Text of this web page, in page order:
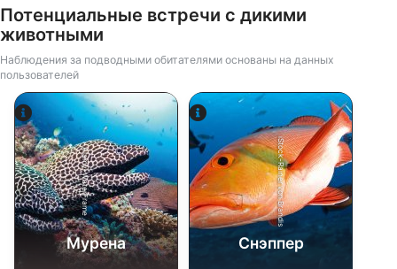
Потенциальные встречи с дикими
животными
Наблюдения за подводными обитателями основаны на данных
пользователей
Alamy-WaterFrame
Мурена
iStock-Rainer von Brandis
Снэппер